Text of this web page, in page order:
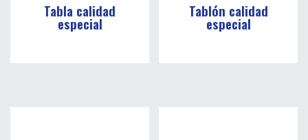
Tabla calidad
especial
Tablón calidad
especial